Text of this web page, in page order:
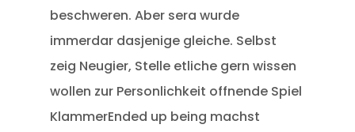
beschweren. Aber sera wurde
immerdar dasjenige gleiche. Selbst
zeig Neugier, Stelle etliche gern wissen
wollen zur Personlichkeit offnende Spiel
KlammerEnded up being machst